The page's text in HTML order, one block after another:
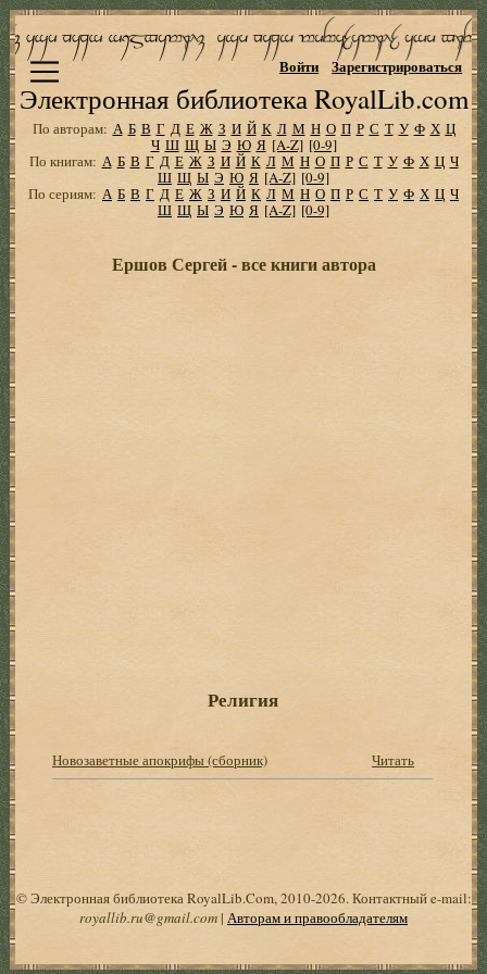
Электронная библиотека RoyalLib.com
Войти Зарегистрироваться
По авторам: А Б В Г Д Е Ж З И Й К Л М Н О П Р С Т У Ф Х Ц
Ч Ш Щ Ы Э Ю Я [A-Z] [0-9]
По книгам: А Б В Г Д Е Ж З И Й К Л М Н О П Р С Т У Ф Х Ц Ч
Ш Щ Ы Э Ю Я [A-Z] [0-9]
По сериям: А Б В Г Д Е Ж З И Й К Л М Н О П Р С Т У Ф Х Ц Ч
Ш Щ Ы Э Ю Я [A-Z] [0-9]
Ершов Сергей - все книги автора
Религия
Новозаветные апокрифы (сборник) Читать
© Электронная библиотека RoyalLib.Com, 2010-2026. Контактный e-mail:
royallib.ru@gmail.com| Авторам и правообладателям